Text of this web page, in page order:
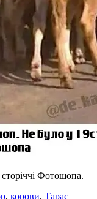
Фотошопа.
, корови, Тарас